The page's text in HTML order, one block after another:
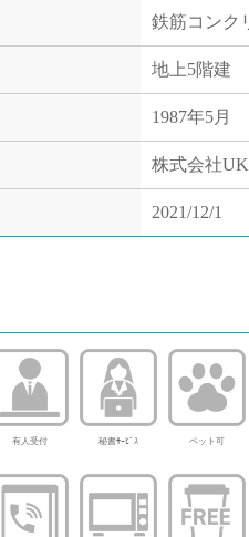
鉄筋コンク
地上5階建
1987年5月
株式会社
2021/12/1
有人受付 秘書ｻｰﾋﾞｽ ペット可